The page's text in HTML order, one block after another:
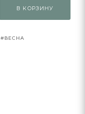
В КОРЗИНУ
#ВЕСНА